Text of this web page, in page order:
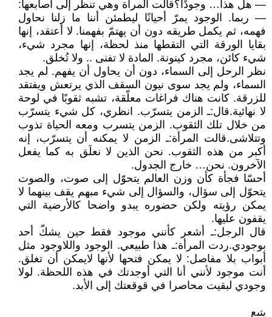
― هل هذا… وجودًا؟ قالت المرأة وهي تنظر إلى أصابعها:
― ربما. الوجود يمرّ أحيانًا ليطمئن أننا ما زلنا نحاول
فهمه، ثم يكمل طريقه دون أن يهتمّ بفهمنا. لا أعتقد، إنها
بقايا الورقة التي التقطها منذ لحظة، إنها مجرد شيء،
شيء كائن، مجرد كينونة. المادة لا تفنى .. ولا تُخلق.
نظر الرحل إلى السماء، دون أن يحاول أن يفهم. لم يجد
السماء، ولم يجد سوى نيون السقف الذي يرتعش ويفتقد
للزرقة. كانت هناك فراغات معلّقة، تشبه ثقوبًا في لوحة
لا نهائية. قال: ـ الزمن يتسرّب. انظري، كل شيء يتسرّب
من خلال تلك الثقوب. الزمن يتسرب ومعه الحياة تذوب
وتتلاشى. قالت المرأة: ـ الزمن لا يمكنه أن يتسرّب، إنه
أكبر من هذه الثقوب. نحن الذين لا نعلَق به كما يفعل
الآخرون. نحن… خارج الجدول.
أحسّا فجأة كأن وزن العالم يتحوّل إلى صوت، والصوت
يتحوّل إلى سؤال، والسؤال إلى شيء مبهم يقف بينهما لا
يمكن رؤيته ولكن حضوره يبدو واضحا كالأرضية التي
يقفون عليها.
قال الرجل: ـ أشعر كأنني موجود فقط حين يشكّ أحد
بوجودي. ردت المرأة: ـ هذا طبيعي. الوجود واللاوجود مثل
أبواب بلا مفاصل: لا يمكن فتحها لأنها لايمكن أن تغلق.
أنت موجود لأنني أنا التي أوجدتك في هذه اللحظة. لولا
وجودي لبقيت محاصرا في قوقعتك إلى الأبد.
يتبع